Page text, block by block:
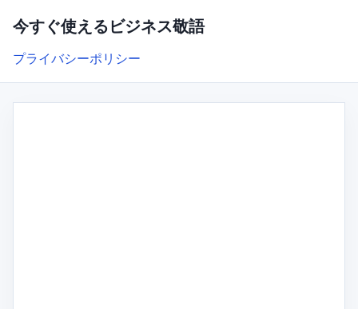
今すぐ使えるビジネス敬語
プライバシーポリシー